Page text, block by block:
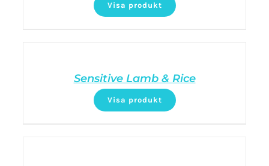
Visa produkt
Sensitive Lamb & Rice
Visa produkt